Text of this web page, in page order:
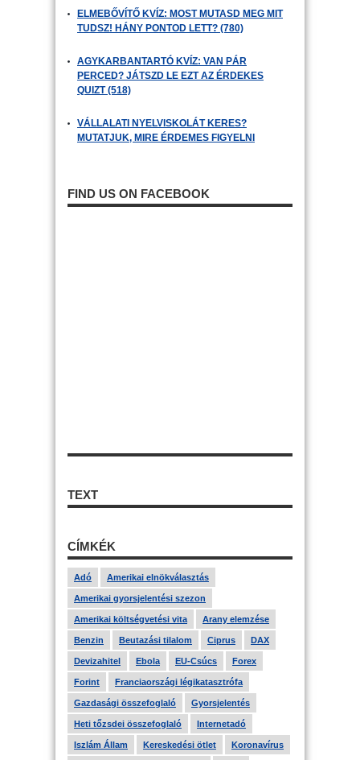
ELMEBŐVÍTŐ KVÍZ: MOST MUTASD MEG MIT
TUDSZ! HÁNY PONTOD LETT? (780)
AGYKARBANTARTÓ KVÍZ: VAN PÁR
PERCED? JÁTSZD LE EZT AZ ÉRDEKES
QUIZT (518)
VÁLLALATI NYELVISKOLÁT KERES?
MUTATJUK, MIRE ÉRDEMES FIGYELNI
FIND US ON FACEBOOK
TEXT
CÍMKÉK
Adó Amerikai elnökválasztás
Amerikai gyorsjelentési szezon
Amerikai költségvetési vita Arany elemzése
Benzin Beutazási tilalom Ciprus DAX
Devizahitel Ebola EU-Csúcs Forex
Forint Franciaországi légikatasztrófa
Gazdasági összefoglaló Gyorsjelentés
Heti tőzsdei összefoglaló Internetadó
Iszlám Állam Kereskedési ötlet Koronavírus